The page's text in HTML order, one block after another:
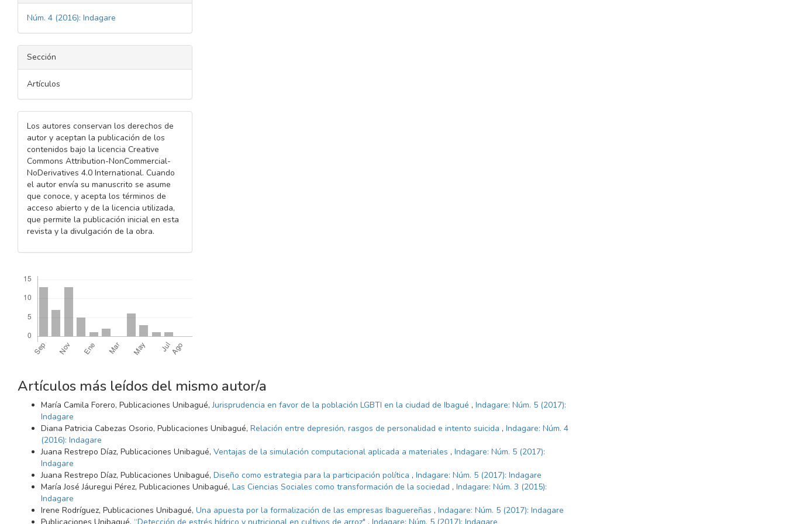
Núm. 4 (2016): Indagare
Sección
Artículos
Los autores conservan los derechos de
autor y aceptan la publicación de los
contenidos bajo la licencia Creative
Commons Attribution-NonCommercial-
NoDerivatives 4.0 International. Cuando
el autor envía su manuscrito se asume
que conoce, y acepta los términos de
acceso abierto y de la licencia utilizada,
que permite la publicación inicial en esta
revista y la divulgación de la obra.
Artículos más leídos del mismo autor/a
María Camila Forero, Publicaciones Unibagué,Jurisprudencia en favor de la población LGBTI en la ciudad de Ibagué , Indagare: Núm. 5 (2017):
Indagare
Diana Patricia Cabezas Osorio, Publicaciones Unibagué, Relación entre depresión, rasgos de personalidad e intento suicida , Indagare: Núm. 4
(2016): Indagare
Juana Restrepo Díaz, Publicaciones Unibagué, Ventajas de la simulación computacional aplicada a materiales , Indagare: Núm. 5 (2017):
Indagare
Juana Restrepo Díaz, Publicaciones Unibagué, Diseño como estrategia para la participación política , Indagare: Núm. 5 (2017): Indagare
María José Jáuregui Pérez, Publicaciones Unibagué, Las Ciencias Sociales como transformación de la sociedad , Indagare: Núm. 3 (2015):
Indagare
Irene Rodríguez, Publicaciones Unibagué, Una apuesta por la formalización de las empresas Ibaguereñas , Indagare: Núm. 5 (2017): Indagare